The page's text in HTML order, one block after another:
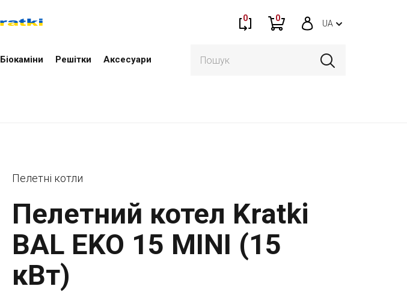
0 0
UA
Біокаміни Решітки Аксесуари
Пелетні котли
Пелетний котел Kratki
BAL EKO 15 MINI (15
кВт)